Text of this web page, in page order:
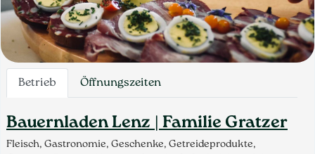
Betrieb Öffnungszeiten
Bauernladen Lenz | Familie Gratzer
Fleisch, Gastronomie, Geschenke, Getreideprodukte,